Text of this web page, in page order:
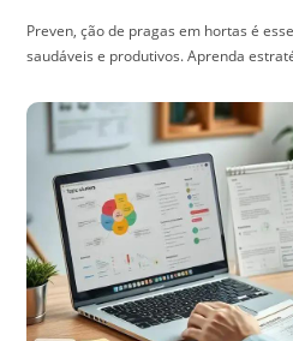
Preven, ção de pragas em hortas é
saudáveis e produtivos. Aprenda